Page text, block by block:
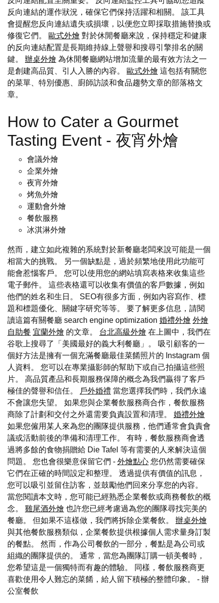
反向連結的運作狀況，確保它們保持活躍和相關。 該工具
會提醒您反向連結遺失或損壞，以便您立即採取措施替換或
修復它們。
歐式外燴 對於休閒餐廳來說，保持穩定和健康
的反向連結配置是長期維持線上聲譽和搜尋引擎排名的關
鍵。 辦桌外燴 為休閒餐廳網站增加流量的最有效方法之一
是創建高品質、引人入勝的內容。
歐式外燴 這包括有關您
的菜單、特別優惠、廚師訪談和食品趨勢文章的部落格文
章。
How to Cater a Gourmet
Tasting Event - 夜宵外燴
會議外燴
企業外燴
夜宵外燴
烤魚外燴
運動會外燴
餐飲服務
冰淇淋外燴
然而，建立如此複雜的系統對於新餐廳老闆來說可能是一個
相當大的挑戰。 另一個缺點是，過於頻繁地使用此功能可
能會惹惱客戶。 您可以使用您的網站填寫表格來收集這些
電子郵件。 這些表格還可以收集有價值的客戶數據，例如
他們的姓名和生日。 SEO有很多方面，例如內容寫作、標
題和標題優化、關鍵字研究等等。 要了解更多信息，請閱
讀這篇有關餐廳 search engine optimization 婚禮外燴 外燴
自助餐 宜蘭外燴 的文章。 台北高級外燴 在上圖中，我們在
谷歌上搜尋了「美國最好的義大利餐廳」。 吸引顧客的一
個好方法是擁有一個充滿餐廳最佳菜餚照片的 Instagram 個
人資料。 您可以在專業攝影師的幫助下或自己拍攝這些照
片。 高品質產品和長期服務保障的概念為我們贏得了客戶
極佳的聲譽和信任。
戶外婚禮 當您選擇我們時，我們永遠
不會讓您失望。 如果您與企業餐飲服務商合作，餐飲服務
商除了計劃和交付之外還需要負責設置和清理。 婚禮外燴
如果您僱用某人來為您的團隊提供服務，他們通常會負責會
議或活動前後的準備和清理工作。 有時，餐飲服務商會透
過將多餘的食物捐贈給 Die Tafel 等有需要的人來解決這個
問題。 您也會很樂意保留它們 - 外燴點心 您仍然需要確保
它們在正確的時間設定和整理。 透過提供有價值的訊息，
您可以吸引並留住訪客，並鼓勵他們回來分享您的內容。
當您閱讀本文時，您可能已經熟悉企業餐飲或商務餐飲的概
念。 雞尾酒外燴 也許您已經考慮過為您的團隊尋找完美的
餐廳。 但如果不這樣做，我們將拆除企業餐飲。 辦桌外燴
與其他餐飲服務類似，企業餐飲提供根據個人需求量身訂製
的餐點。 然而，作為公司餐飲的一部分，餐點是為公司或
組織的團隊提供的。 通常，當您為團隊訂購一頓美餐時，
您希望這是一個獨特而有趣的體驗。 同樣，餐飲服務商更
喜歡使用令人難忘的菜餚，給人留下積極的整體印象。 - 辦
公室餐飲